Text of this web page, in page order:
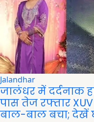
Jalandhar
जालंधर में दर्दनाक
पास तेज रफ्तार
बाल-बाल बचा; देखें